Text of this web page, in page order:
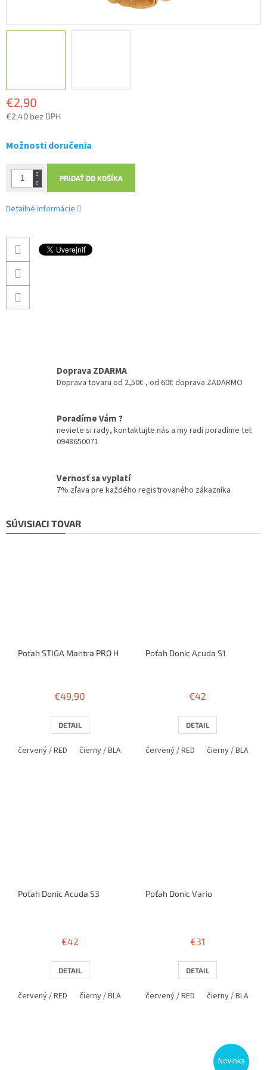
€2,90
€2,40 bez DPH
cena:
Možnosti doručenia
PRIDAŤ DO KOŠÍKA
Detailné informácie
Doprava ZDARMA
Doprava tovaru od 2,50€ , od 60€ doprava ZADARMO
Poradíme Vám ?
neviete si rady, kontaktujte nás a my radi poradíme tel:
0948650071
Vernosť sa vyplatí
7% zľava pre každého registrovaného zákazníka
SÚVISIACI TOVAR
Poťah STIGA Mantra PRO H
€49,90
DETAIL
červený / RED čierny / BLACK
Poťah Donic Acuda S1
€42
DETAIL
červený / RED čierny / BLACK
Poťah Donic Acuda S3
produktu
3,5
z
hviezdičiek.
€42
DETAIL
červený / RED čierny / BLACK
Poťah Donic Vario
produktu
2,3
z
hviezdičiek.
€31
DETAIL
červený / RED čierny / BLACK
Novinka